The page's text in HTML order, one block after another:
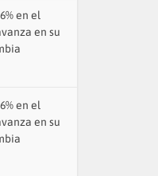
en el
en su
en el
en su